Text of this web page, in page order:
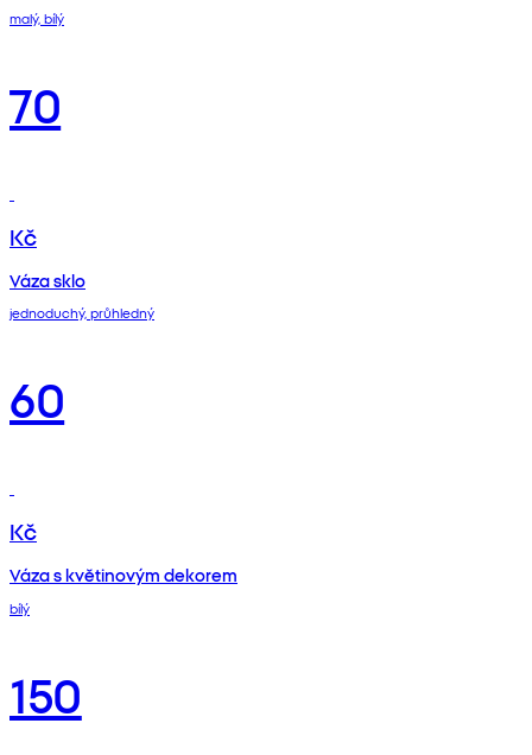
malý, bílý
70
Kč
Váza sklo
jednoduchý, průhledný
60
Kč
Váza s květinovým dekorem
bílý
150